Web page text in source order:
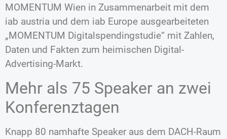
MOMENTUM Wien in Zusammenarbeit mit dem
iab austria und dem iab Europe ausgearbeiteten
„MOMENTUM Digitalspendingstudie“ mit Zahlen,
Daten und Fakten zum heimischen Digital-
Advertising-Markt.
Mehr als 75 Speaker an zwei
Konferenztagen
Knapp 80 namhafte Speaker aus dem DACH-Raum